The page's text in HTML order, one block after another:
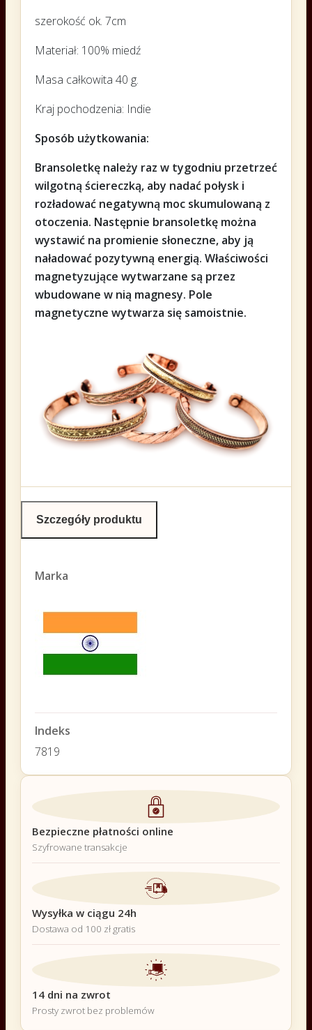
szerokość ok. 7cm
Materiał: 100% miedź
Masa całkowita 40 g.
Kraj pochodzenia: Indie
Sposób użytkowania:
Bransoletkę należy raz w tygodniu przetrzeć
wilgotną ściereczką, aby nadać połysk i
rozładować negatywną moc skumulowaną z
otoczenia. Następnie bransoletkę można
wystawić na promienie słoneczne, aby ją
naładować pozytywną energią. Właściwości
magnetyzujące wytwarzane są przez
wbudowane w nią magnesy. Pole
magnetyczne wytwarza się samoistnie.
Szczegóły produktu
Marka
Indeks
7819
Bezpieczne płatności online
Szyfrowane transakcje
Wysyłka w ciągu 24h
Dostawa od 100 zł gratis
14 dni na zwrot
Prosty zwrot bez problemów